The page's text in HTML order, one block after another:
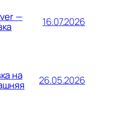
— 16.07.2026
на 26.05.2026